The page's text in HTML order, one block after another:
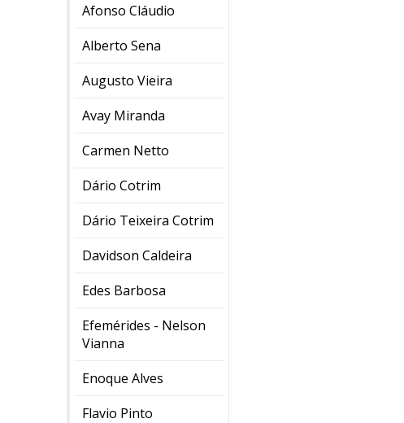
Afonso Cláudio
Alberto Sena
Augusto Vieira
Avay Miranda
Carmen Netto
Dário Cotrim
Dário Teixeira Cotrim
Davidson Caldeira
Edes Barbosa
Efemérides - Nelson
Vianna
Enoque Alves
Flavio Pinto